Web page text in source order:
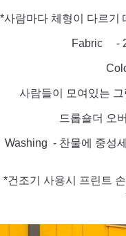
*사람마다 체형이 다르기
Fabric -
사람들이 모여있는
드롭숄더 오
Washing - 찬물에 중성
*건조기 사용시 프린트